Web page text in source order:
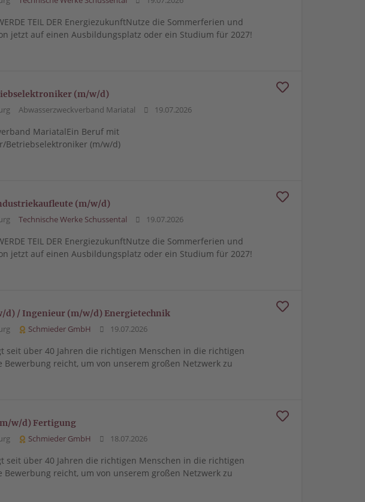
TEIL DER EnergiezukunftNutze die Sommerferien und
jetzt auf einen Ausbildungsplatz oder ein Studium für 2027!
(m/w/d)
Abwasserzweckverband Mariatal 19.07.2026
MariatalEin Beruf mit
Betriebselektroniker (m/w/d)
(m/w/d)
Technische Werke Schussental 19.07.2026
TEIL DER EnergiezukunftNutze die Sommerferien und
jetzt auf einen Ausbildungsplatz oder ein Studium für 2027!
d) / Ingenieur (m/w/d) Energietechnik
Schmieder GmbH 19.07.2026
seit über 40 Jahren die richtigen Menschen in die richtigen
Bewerbung reicht, um von unserem großen Netzwerk zu
w/d) Fertigung
Schmieder GmbH 18.07.2026
seit über 40 Jahren die richtigen Menschen in die richtigen
Bewerbung reicht, um von unserem großen Netzwerk zu